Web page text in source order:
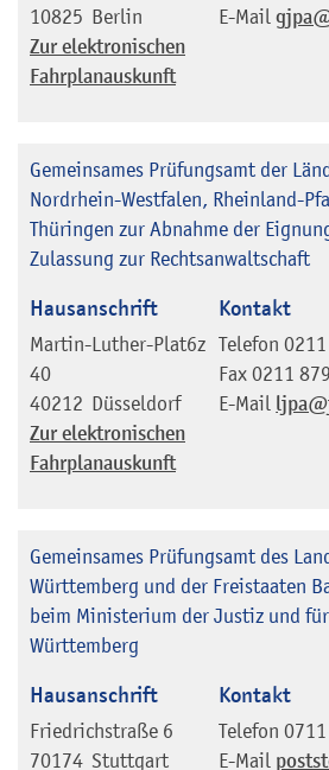
10825 Berlin
Zur elektronischen
Fahrplanauskunft
E-Mail
Gemeinsames Prüfungsamt der
Nordrhein-Westfalen, Rheinland-
Thüringen zur Abnahme der
Zulassung zur Rechtsanwaltschaft
Hausanschrift
Martin-Luther-Plat6z
40
40212 Düsseldorf
Zur elektronischen
Fahrplanauskunft
Kontakt
Telefon
Fax 0211
E-Mail
Gemeinsames Prüfungsamt des
Württemberg und der Freistaaten
beim Ministerium der Justiz und
Württemberg
Hausanschrift
Friedrichstraße 6
70174 Stuttgart
Kontakt
Telefon
E-Mail